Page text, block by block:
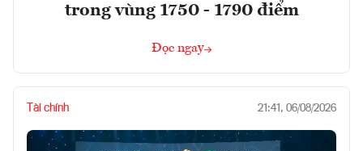
trong vùng 1750 - 1790 điểm
Đọc ngay
Tài chính 21:41, 06/08/2026